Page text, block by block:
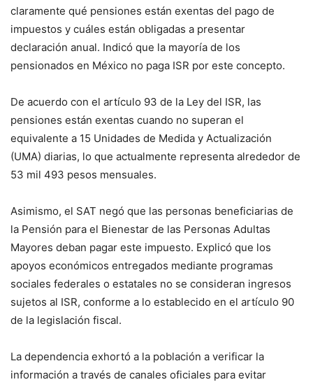
claramente qué pensiones están exentas del pago de
impuestos y cuáles están obligadas a presentar
declaración anual. Indicó que la mayoría de los
pensionados en México no paga ISR por este concepto.
De acuerdo con el artículo 93 de la Ley del ISR, las
pensiones están exentas cuando no superan el
equivalente a 15 Unidades de Medida y Actualización
(UMA) diarias, lo que actualmente representa alrededor de
53 mil 493 pesos mensuales.
Asimismo, el SAT negó que las personas beneficiarias de
la Pensión para el Bienestar de las Personas Adultas
Mayores deban pagar este impuesto. Explicó que los
apoyos económicos entregados mediante programas
sociales federales o estatales no se consideran ingresos
sujetos al ISR, conforme a lo establecido en el artículo 90
de la legislación fiscal.
La dependencia exhortó a la población a verificar la
información a través de canales oficiales para evitar